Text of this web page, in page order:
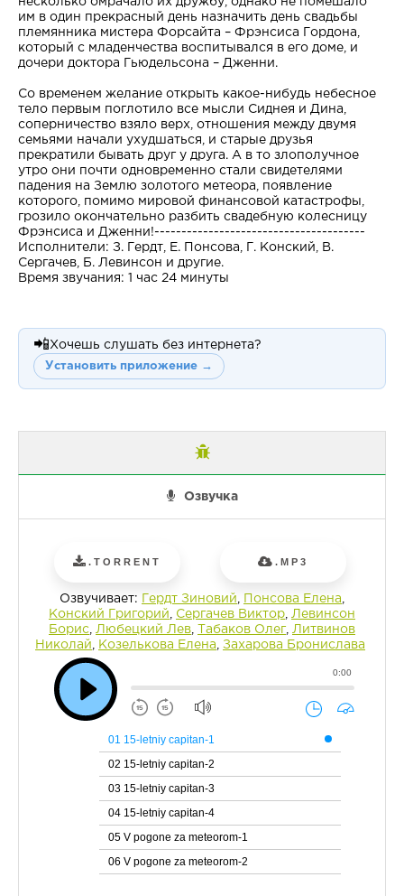
им в один прекрасный день назначить день свадьбы
племянника мистера Форсайта – Фрэнсиса Гордона,
который с младенчества воспитывался в его доме, и
дочери доктора Гьюдельсона – Дженни.
Со временем желание открыть какое-нибудь небесное
тело первым поглотило все мысли Сиднея и Дина,
соперничество взяло верх, отношения между двумя
семьями начали ухудшаться, и старые друзья
прекратили бывать друг у друга. А в то злополучное
утро они почти одновременно стали свидетелями
падения на Землю золотого метеора, появление
которого, помимо мировой финансовой катастрофы,
грозило окончательно разбить свадебную колесницу
Фрэнсиса и Дженни!---------------------------------------
Исполнители: З. Гердт, Е. Понсова, Г. Конский, В.
Сергачев, Б. Левинсон и другие.
Время звучания: 1 час 24 минуты
📲 Хочешь слушать без интернета?
Установить приложение →
Озвучка
.TORRENT .MP3
Озвучивает: Гердт Зиновий Понсова Елена
Конский Григорий
Сергачев Виктор
Левинсон
Борис
Любецкий Лев Табаков Олег, Литвинов
Николай
Козелькова Елена Захарова Бронислава
0:00
01 15-letniy capitan-1
02 15-letniy capitan-2
03 15-letniy capitan-3
04 15-letniy capitan-4
05 V pogone za meteorom-1
06 V pogone za meteorom-2